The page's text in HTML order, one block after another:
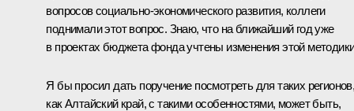
вопросов социально-экономического развития, коллеги
поднимали этот вопрос. Знаю, что на ближайший год уже
в проектах бюджета фонда учтены изменения этой
Я бы просил дать поручение посмотреть для таких
как Алтайский край, с такими особенностями, может быть,